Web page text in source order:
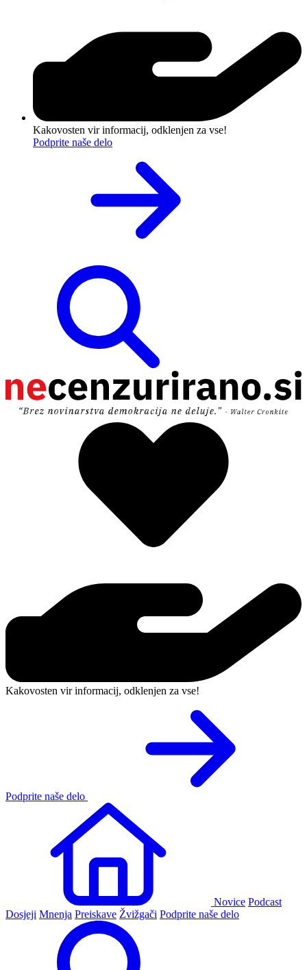
Kakovosten vir informacij, odklenjen za vse!
Podprite naše delo
Kakovosten vir informacij, odklenjen za vse!
Podprite naše delo
Novice Podcast
Dosjeji Mnenja Preiskave Žvižgači Podprite naše delo